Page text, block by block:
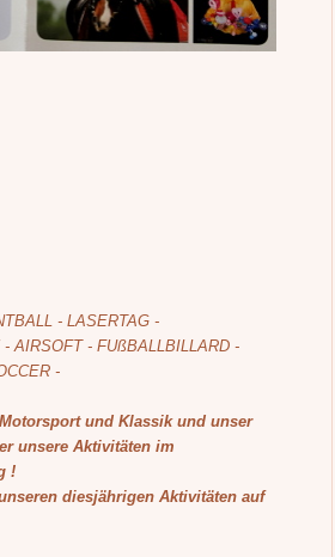
- LASERTAG -
AIRSOFT - FUßBALLBILLARD -
-
und Klassik und unser
unsere Aktivitäten im
!
diesjährigen Aktivitäten auf